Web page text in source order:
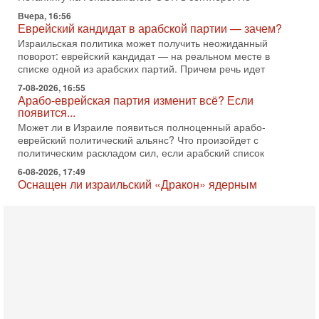
списке одной из арабских партий. Причем речь идет
7-08-2026, 16:55
Арабо-еврейская партия изменит всё? Если
появится...
Может ли в Израиле появиться полноценный арабо-
еврейский политический альянс? Что произойдет с
политическим раскладом сил, если арабский список
6-08-2026, 17:49
Оснащен ли израильский «Дракон» ядерным
оружием?
Израиль получил от Германии новейшую подводную лодку
АХИ «Дракон» (Drakon), которая уже стала самой дорогой
субмариной в истории ЦАХАЛ. Но почему её